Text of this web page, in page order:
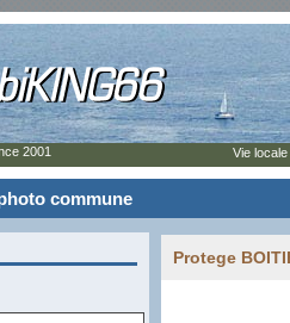
commune
Protege
2001 Vie